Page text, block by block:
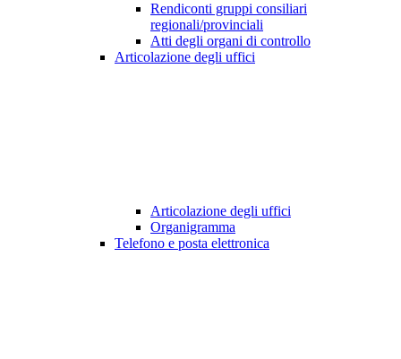
Rendiconti gruppi consiliari
regionali/provinciali
Atti degli organi di controllo
Articolazione degli uffici
Articolazione degli uffici
Organigramma
Telefono e posta elettronica